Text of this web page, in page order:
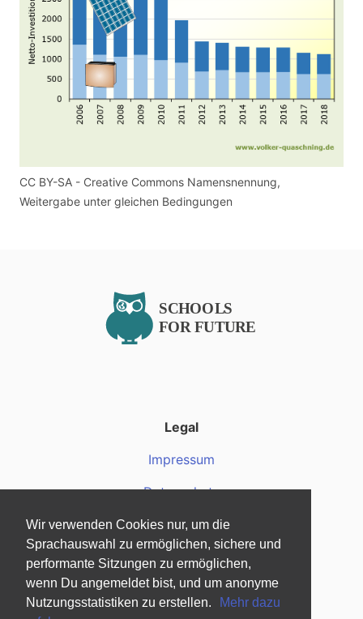
Wir verwenden Cookies nur, um die
Sprachauswahl zu ermöglichen, sichere und
performante Sitzungen zu ermöglichen,
wenn Du angemeldet bist, und um anonyme
Nutzungsstatistiken zu erstellen.
Mehr dazu
CC BY-SA - Creative Commons Namensnennung,
Weitergabe unter gleichen Bedingungen
Legal
Impressum
Datenschutz
Über uns
Über uns
Fragen und Antworten